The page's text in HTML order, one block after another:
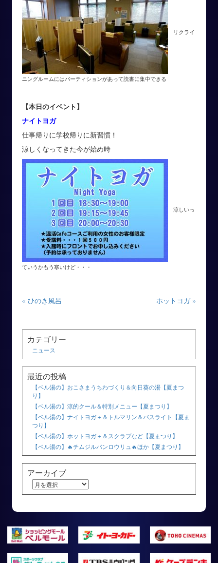
リクライ
ニングルームにはパーティションがあって読書に集中できる
【本日のイベント】
ナイトヨガ
仕事帰りに学校帰りに新習慣！
涼しくなってきた今が始め時
涼しいっ
ていうかもう寒いけど・・・
« ひのき風呂 ホットヨガ »
カテゴリー
ニュース
最近の投稿
【ベル湯の】おこさまうちわづくり＆向日葵の湯【夏まつ
り】
【ベル湯の】涼的クール＆特別メニュー【夏まつり】
【ベル湯の】ナイトヨガ＋＆トルマリン＆バスライト【夏ま
つり】
【ベル湯の】ホットヨガ＋＆スクラブなど【夏まつり】
【ベル湯の】🔥チムジルバンロウリュ🔥ほか【夏まつり】
アーカイブ